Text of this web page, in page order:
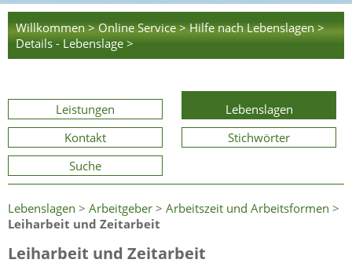
Willkommen > Online Service > Hilfe nach Lebenslagen >
Details - Lebenslage >
Leistungen
Lebenslagen
Kontakt
Stichwörter
Suche
Lebenslagen > Arbeitgeber > Arbeitszeit und Arbeitsformen >
Leiharbeit und Zeitarbeit
Leiharbeit und Zeitarbeit